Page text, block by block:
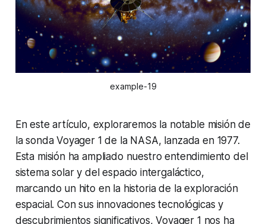
example-19
En este artículo, exploraremos la notable misión de
la sonda Voyager 1 de la NASA, lanzada en 1977.
Esta misión ha ampliado nuestro entendimiento del
sistema solar y del espacio intergaláctico,
marcando un hito en la historia de la exploración
espacial. Con sus innovaciones tecnológicas y
descubrimientos significativos, Voyager 1 nos ha